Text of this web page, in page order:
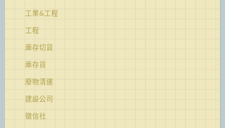
工業&工程
工程
庫存切貨
庫存貨
廢物清運
建設公司
徵信社